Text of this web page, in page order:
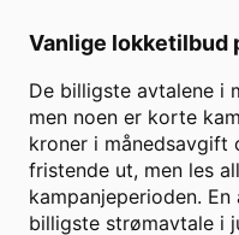
Vanlige lokketilbud
De billigste avtalene i
men noen er korte
kroner i månedsavgift
fristende ut, men les
kampanjeperioden.
billigste strømavtale i